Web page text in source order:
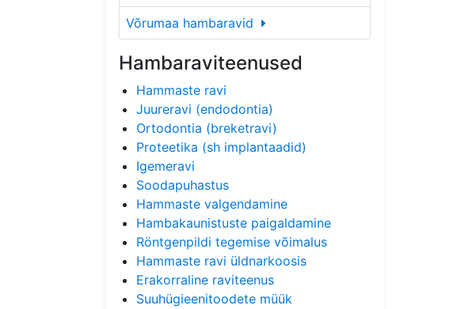
Võrumaa hambaravid
Hambaraviteenused
Hammaste ravi
Juureravi (endodontia)
Ortodontia (breketravi)
Proteetika (sh implantaadid)
Igemeravi
Soodapuhastus
Hammaste valgendamine
Hambakaunistuste paigaldamine
Röntgenpildi tegemise võimalus
Hammaste ravi üldnarkoosis
Erakorraline raviteenus
Suuhügieenitoodete müük